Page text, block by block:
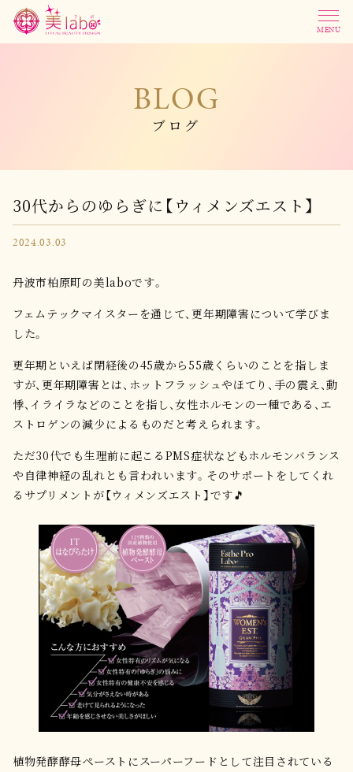
MENU
BLOG
ブログ
30代からのゆらぎに【ウィメンズエスト】
2024.03.03
丹波市柏原町の美laboです。
フェムテックマイスターを通じて、更年期障害について学びま
した。
更年期といえば閉経後の45歳から55歳くらいのことを指しま
すが、更年期障害とは、ホットフラッシュやほてり、手の震え、動
悸、イライラなどのことを指し、女性ホルモンの一種である、エ
ストロゲンの減少によるものだと考えられます。
ただ30代でも生理前に起こるPMS症状などもホルモンバランス
や自律神経の乱れとも言われいます。そのサポートをしてくれ
るサプリメントが【ウィメンズエスト】です🎵
植物発酵酵母ペーストにスーパーフードとして注目されている